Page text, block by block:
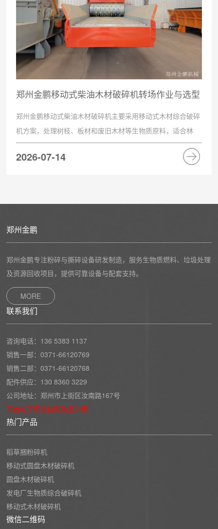
郑州金鹏移动式柴油木材破碎机转场作业与选型
郑州金鹏移动式柴油木材破碎机主要采用移动式木材综合破碎
机方案，处理树枝、板材和废旧木材等生物质原料，适合林
区、山地和分散料堆现场。设备靠近原料作业，粉碎后出料便
于集中堆放和后续燃烧利用。在林区清理和分散料堆处理现
够靠近原料作业，减少大型原料的远距离运输和重复倒运。移
2026-07-14
郑州金鹏
郑州金鹏专注粉碎与撕碎设备研发制造，服务生物质燃料、垃圾处理
及资源回收项目，提供可靠设备与配套支持。
MORE
联系我们
咨询电话： 136 5383 1137
销售一部：0371-66120769
销售二部：0371-66120768
配件供应： 130 8360 3229
公司地址：郑州市上街区汝南路167号
平台电子营业执照信息公示
热门产品
稻草捆粉碎机
移动式圆盘木材破碎机
圆盘木材破碎机
发电厂生物质综合破碎机
移动式木材破碎机
微信二维码